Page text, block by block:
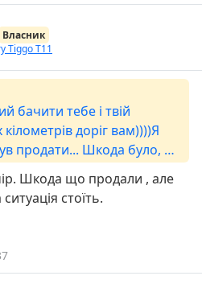
Власник
Tiggo Т11
бачити тебе і твій
доріг вам))))Я
продати... Шкода було, що
все робиться на краще
Шкода що продали , але
стоїть.